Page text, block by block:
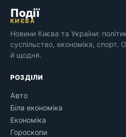
Події
КИЄВА
Новини Києва та України:
суспільство, економіка, спорт.
й щодня.
РОЗДІЛИ
Авто
Біла економіка
Економіка
Гороскопи